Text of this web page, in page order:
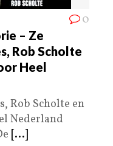
0
– Ze
Rob Scholte
Heel
Rob Scholte en
Nederland
[...]